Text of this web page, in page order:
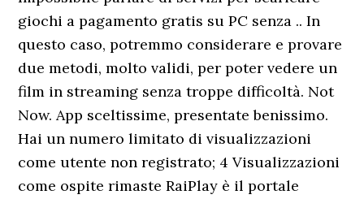
giochi a pagamento gratis su PC senza .. In
questo caso, potremmo considerare e provare
due metodi, molto validi, per poter vedere un
film in streaming senza troppe difficoltà. Not
Now. App sceltissime, presentate benissimo.
Hai un numero limitato di visualizzazioni
come utente non registrato; 4 Visualizzazioni
come ospite rimaste RaiPlay è il portale